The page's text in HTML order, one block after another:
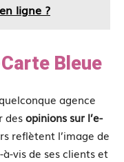
ligne ?
Bleue
agence
desopinions sur l’e-
reflètent l’image de
vis de ses clients et